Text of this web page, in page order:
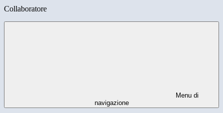
Collaboratore
Menu di
navigazione